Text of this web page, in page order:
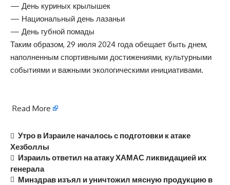
— День куриных крылышек
— Национальный день лазаньи
— День губной помады
Таким образом, 29 июля 2024 года обещает быть днем,
наполненным спортивными достижениями, культурными
событиями и важными экологическими инициативами.
Read More
Утро в Израиле началось с подготовки к атаке
Хезболлы
Израиль ответил на атаку ХАМАС ликвидацией их
генерала
Минздрав изъял и уничтожил мясную продукцию в